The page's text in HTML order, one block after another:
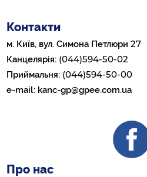
Контакти
м. Київ, вул. Симона Петлюри27
Канцелярія: (044)594-50-02
Приймальня: (044)594-50-00
e-mail: kanc-gp@gpee.com.ua
Про нас